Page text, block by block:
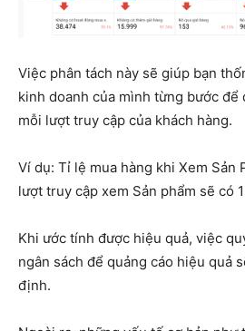
Việc phân tách này sẽ giúp bạn
kinh doanh của mình từng bước để
mỗi lượt truy cập của khách hàng.
Ví dụ: Tỉ lệ mua hàng khi Xem Sản
lượt truy cập xem Sản phẩm sẽ có
Khi ước tính được hiệu quả, việc
ngân sách để quảng cáo hiệu quả
định.